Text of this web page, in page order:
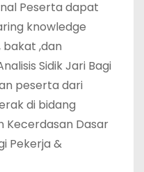
Peserta dapat
knowledge
bakat ,dan
Sidik Jari Bagi
peserta dari
di bidang
Kecerdasan Dasar
Pekerja &